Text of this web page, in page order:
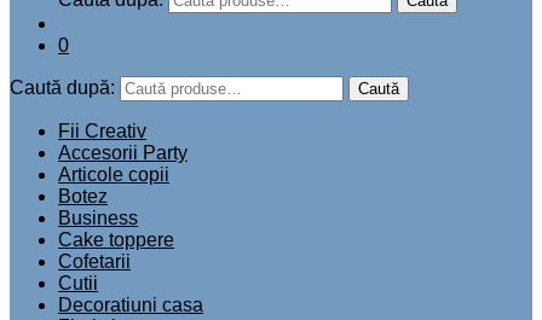
0
Caută după: Caută
Fii Creativ
Accesorii Party
Articole copii
Botez
Business
Cake toppere
Cofetarii
Cutii
Decoratiuni casa